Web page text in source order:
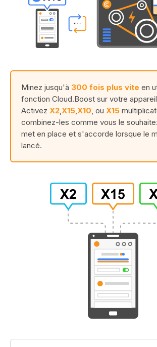
Minez jusqu'à 300 fois plus vite en
fonction Cloud.Boost sur votre
Activez X2 X15 X10 , ou X15
combinez-les comme vous le
met en place et s'accorde lorsque le
lancé.